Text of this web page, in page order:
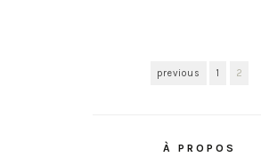
previous 1 2
À PROPOS